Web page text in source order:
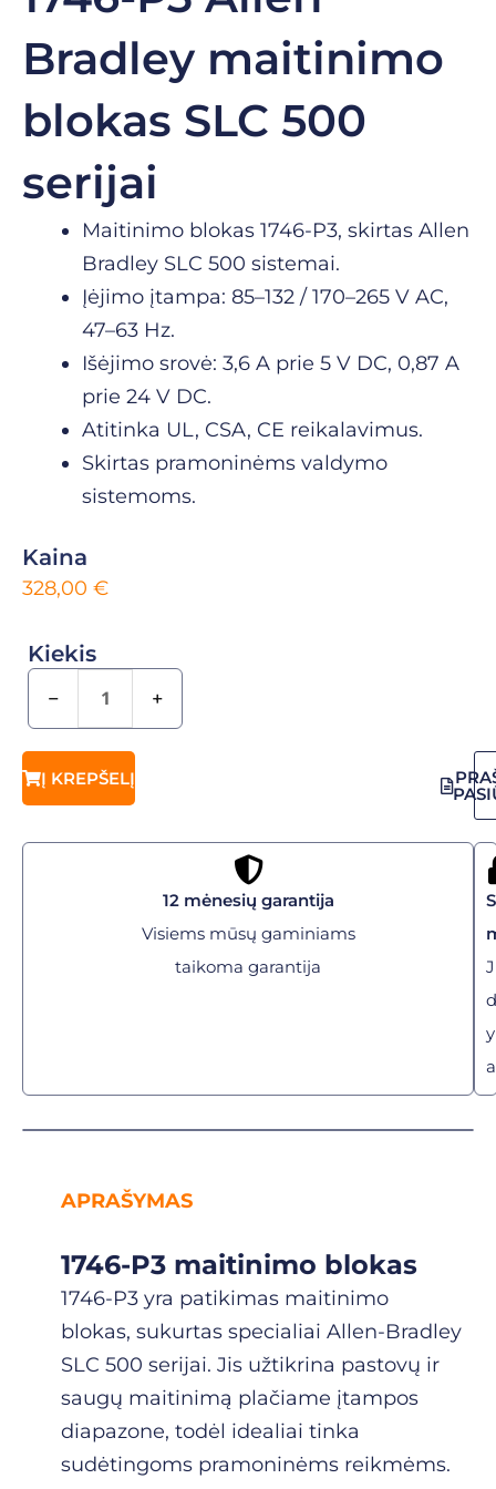
Bradley maitinimo
blokas SLC 500
serijai
Maitinimo blokas 1746-P3, skirtas Allen
Bradley SLC 500 sistemai.
Įėjimo įtampa: 85–132 / 170–265 V AC,
47–63 Hz.
Išėjimo srovė: 3,6 A prie 5 V DC, 0,87 A
prie 24 V DC.
Atitinka UL, CSA, CE reikalavimus.
Skirtas pramoninėms valdymo
sistemoms.
Kaina
328,00 €
Kiekis
− +
Į KREPŠELĮ
12 mėnesių garantija
Visiems mūsų gaminiams
taikoma garantija
APRAŠYMAS
1746-P3 maitinimo blokas
1746-P3 yra patikimas maitinimo
blokas, sukurtas specialiai Allen-Bradley
SLC 500 serijai. Jis užtikrina pastovų ir
saugų maitinimą plačiame įtampos
diapazone, todėl idealiai tinka
sudėtingoms pramoninėms reikmėms.